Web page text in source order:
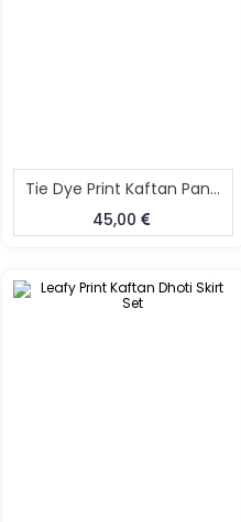
Tie Dye Print Kaftan Pant Set
45,00